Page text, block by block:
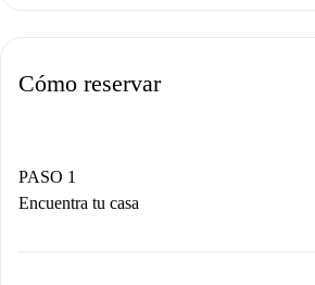
Cómo reservar
PASO 1
Encuentra tu casa